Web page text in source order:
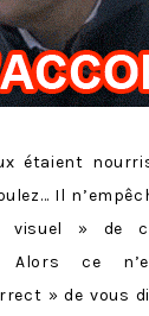
étaient
Il
visuel » de
ce
» de vous